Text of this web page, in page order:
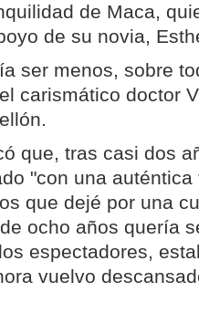
de Maca,
de su novia,
ser menos, sobre
carismático doctor
que, tras casi dos
"con una
que dejé por una
ocho años quería
espectadores,
vuelvo